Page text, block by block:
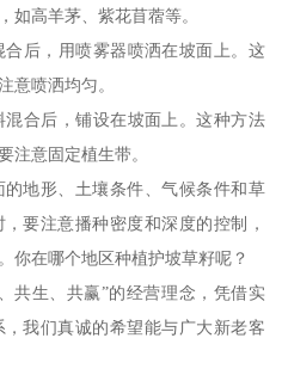
如高羊茅、紫花苜蓿等。
后，用喷雾器喷洒在坡面上。这
意喷洒均匀。
合后，铺设在坡面上。这种方法
注意固定植生带。
地形、土壤条件、气候条件和草
要注意播种密度和深度的控制，
你在哪个地区种植护坡草籽呢？
共生、共赢”的经营理念，凭借实
我们真诚的希望能与广大新老客